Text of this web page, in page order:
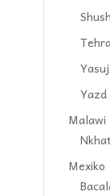
Yasuj
Yazd
Malawi
Mexiko